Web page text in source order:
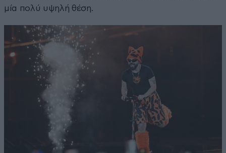
μία πολύ υψηλή θέση.